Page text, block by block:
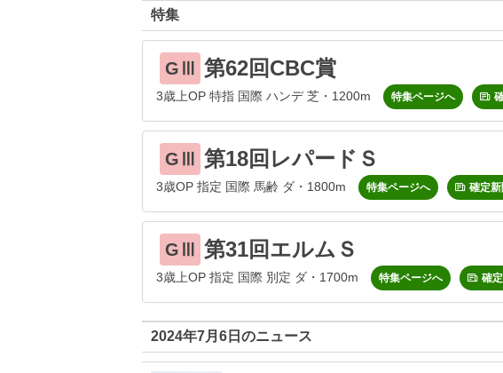
特集
GⅢ 第62回CBC賞
3歳上OP 特指 国際 ハンデ 芝・1200m 特集ページへ
GⅢ 第18回レパードＳ
3歳OP 指定 国際 馬齢 ダ・1800m 特集ページへ 確定
GⅢ 第31回エルムＳ
3歳上OP 指定 国際 別定 ダ・1700m 特集ページへ 確
2024年7月6日のニュース